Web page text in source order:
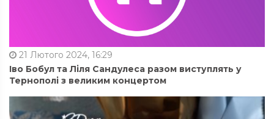
21 Лютого 2024, 16:29
Іво Бобул та Ліля Сандулеса разом виступлять у
Тернополі з великим концертом